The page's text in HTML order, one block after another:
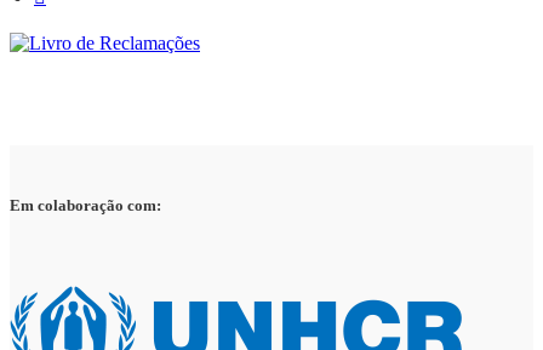
Em colaboração com: